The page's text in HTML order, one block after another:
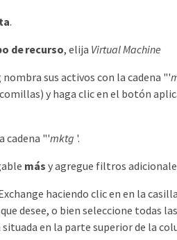
.
de recurso, elija Virtual Machine
sus activos con la cadena "'
y haga clic en el botón
cadena "'mktg '.
más y agregue filtros
haciendo clic en en la
desee, o bien seleccione todas
en la parte superior de la